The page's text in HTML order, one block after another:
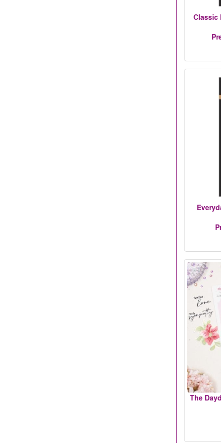
Classic
The